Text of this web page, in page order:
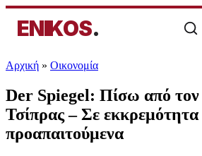
ENIKOS.
Αρχική » Oικονομία
Der Spiegel: Πίσω από τον
Τσίπρας – Σε εκκρεμότητα
προαπαιτούμενα